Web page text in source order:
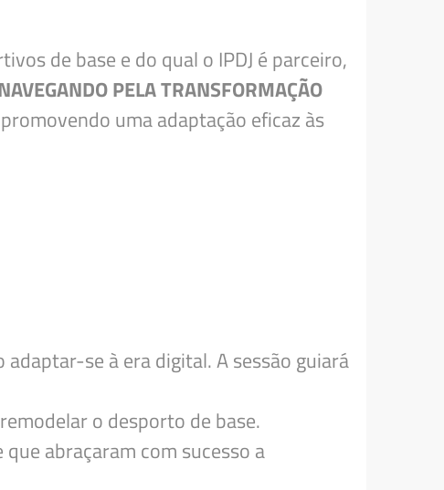
de base e do qual o IPDJ é parceiro,
PELA TRANSFORMAÇÃO
uma adaptação eficaz às
se à era digital. A sessão guiará
o desporto de base.
abraçaram com sucesso a